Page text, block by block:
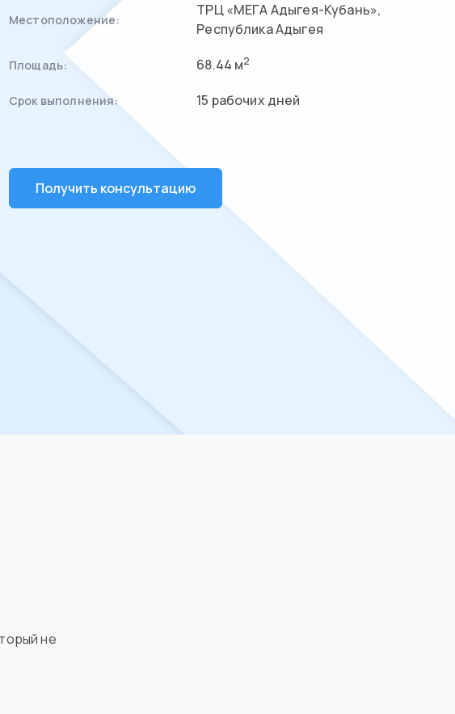
Местоположение:
ТРЦ «МЕГА Адыгея-Кубань»,
Республика Адыгея
Площадь: 68.44 м2
Срок выполнения: 15 рабочих дней
Получить консультацию
не